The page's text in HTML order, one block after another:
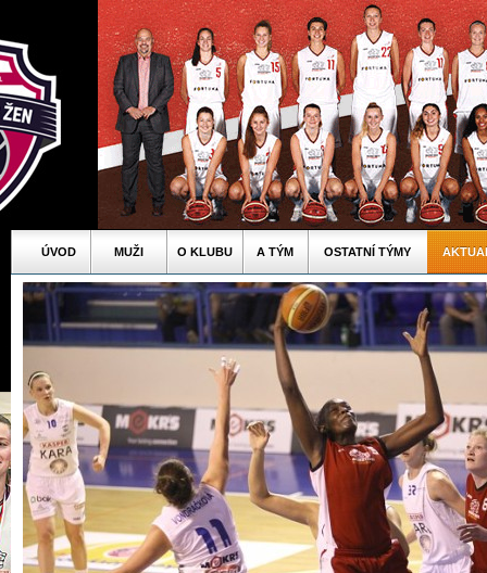
ÚVOD MUŽI O KLUBU A TÝM OSTATNÍ TÝMY